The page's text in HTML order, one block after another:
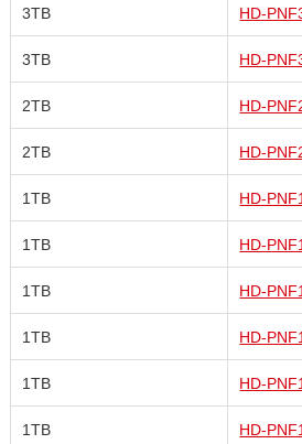
3TB HD-
3TB HD-
2TB HD-
2TB HD-
1TB HD-
1TB HD-
1TB HD-
1TB HD-
1TB HD-
1TB HD-